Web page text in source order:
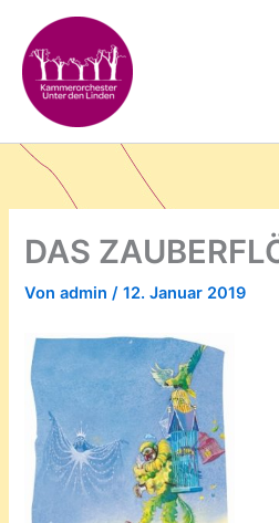
Inhalt
springen
DAS
Vonadmin/12. Januar 2019